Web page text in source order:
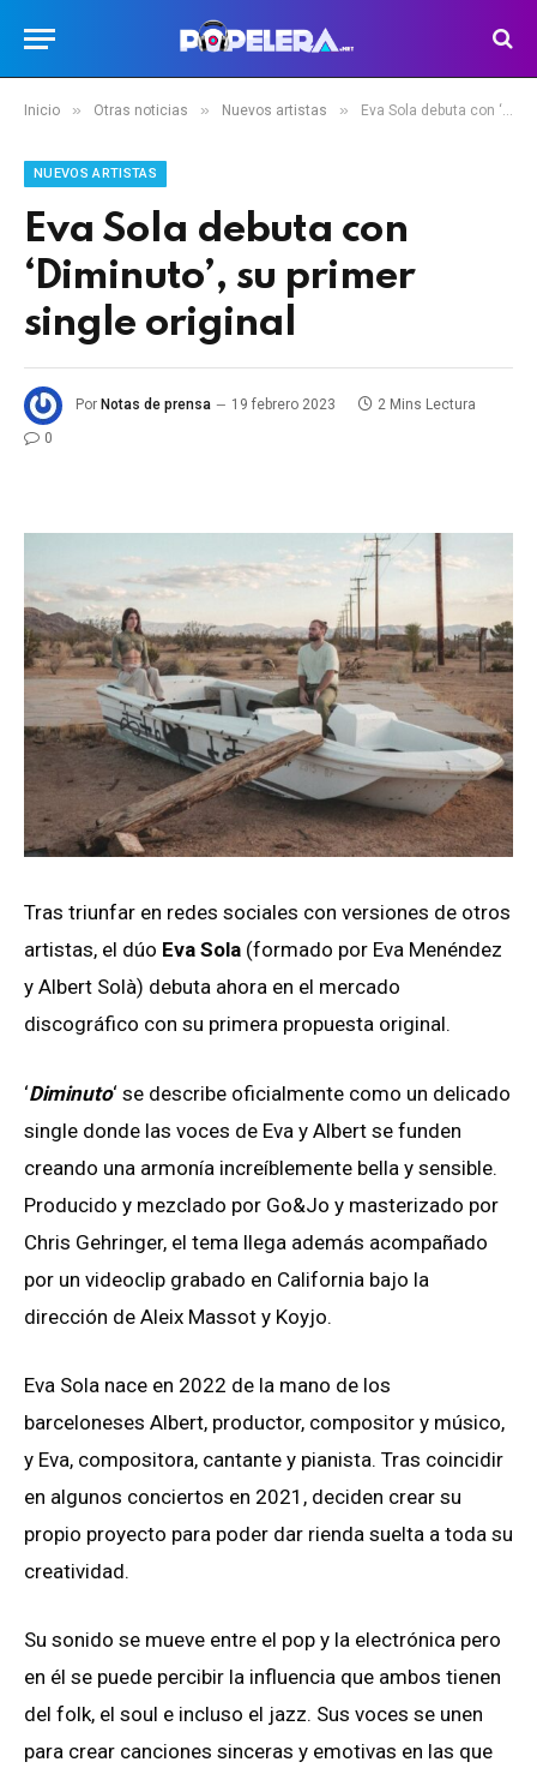
Inicio » Otras noticias » Nuevos artistas » Eva Sola debuta con ‘Diminuto’, su primer single original
NUEVOS ARTISTAS
Eva Sola debuta con
‘Diminuto’, su primer
single original
Por Notas de prensa 19 febrero 2023
2 Mins Lectura
0
Tras triunfar en redes sociales con versiones de otros
artistas, el dúo Eva Sola (formado por Eva Menéndez
y Albert Solà) debuta ahora en el mercado
discográfico con su primera propuesta original.
‘Diminuto‘ se describe oficialmente como un delicado
single donde las voces de Eva y Albert se funden
creando una armonía increíblemente bella y sensible.
Producido y mezclado por Go&Jo y masterizado por
Chris Gehringer, el tema llega además acompañado
por un videoclip grabado en California bajo la
dirección de Aleix Massot y Koyjo.
Eva Sola nace en 2022 de la mano de los
barceloneses Albert, productor, compositor y músico,
y Eva, compositora, cantante y pianista. Tras coincidir
en algunos conciertos en 2021, deciden crear su
propio proyecto para poder dar rienda suelta a toda su
creatividad.
Su sonido se mueve entre el pop y la electrónica pero
en él se puede percibir la influencia que ambos tienen
del folk, el soul e incluso el jazz. Sus voces se unen
para crear canciones sinceras y emotivas en las que